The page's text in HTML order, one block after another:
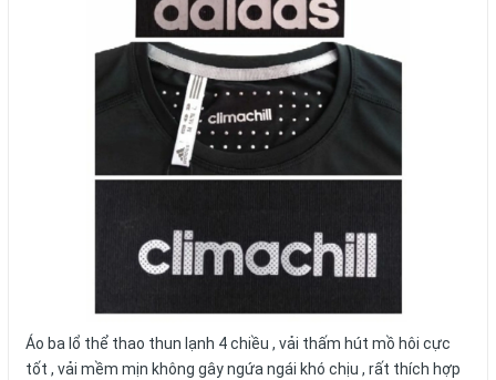
Áo ba lổ thể thao thun lạnh 4 chiều , vải thấm hút mồ hôi cực
tốt , vải mềm mịn không gây ngứa ngái khó chịu , rất thích hợp